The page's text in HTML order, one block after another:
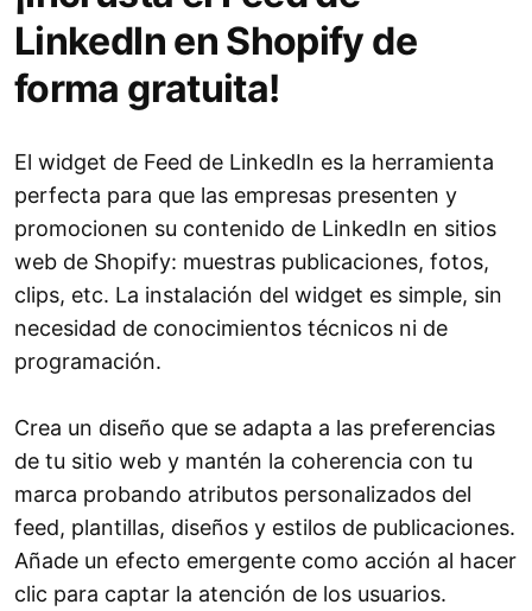
LinkedIn en Shopify de
forma gratuita!
El widget de Feed de LinkedIn es la herramienta
perfecta para que las empresas presenten y
promocionen su contenido de LinkedIn en sitios
web de Shopify: muestras publicaciones, fotos,
clips, etc. La instalación del widget es simple, sin
necesidad de conocimientos técnicos ni de
programación.
Crea un diseño que se adapta a las preferencias
de tu sitio web y mantén la coherencia con tu
marca probando atributos personalizados del
feed, plantillas, diseños y estilos de publicaciones.
Añade un efecto emergente como acción al hacer
clic para captar la atención de los usuarios.